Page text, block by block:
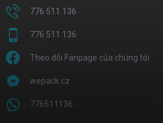
776 511 136
776 511 136
Theo dõi Fanpage của chúng tôi
wepack.cz
776511136